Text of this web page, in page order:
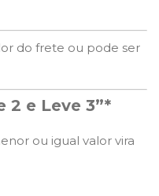
do frete ou pode ser
2 e Leve 3”*
ou igual valor vira